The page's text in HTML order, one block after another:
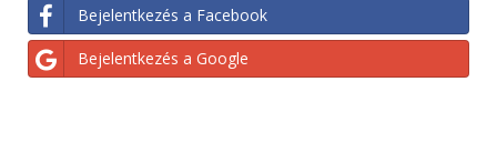
Bejelentkezés a Facebook
Bejelentkezés a Google